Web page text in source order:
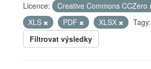
Licence: Creative Commons CCZero
XLS
PDF XLSX Tagy:
Filtrovat výsledky